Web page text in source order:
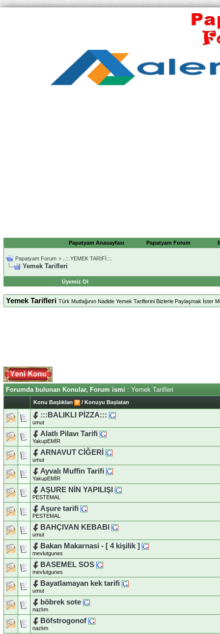
Papatyam Anasayfası Papatyam Forum
Papatyam Forum > ..::.YEMEK TARİFİ.::.
Yemek Tarifleri
Üyemiz Ol
Yemek Tarifleri Türk Mutfağının Nadide Yemek Tariflerini Bizlerle Paylaşmak İster
Forumda bulunan Konular, Forum ismi : Yemek Tarifleri
Konu Başlıkları / Konuyu Başlatan
:::BALIKLI PİZZA:::
umut
Alatlı Pilavı Tarifi
YakupEMİR
ARNAVUT CİĞERİ
umut
Ayvalı Muffin Tarifi
YakupEMİR
AŞURE NİN YAPILIŞI
PESTEMAL
Aşure tarifi
PESTEMAL
BAHÇIVAN KEBABI
umut
Bakan Makarnasi - [ 4 kişilik ]
mevlutgunes
BASEMEL SOS
mevlutgunes
Bayatlamayan kek tarifi
umut
böbrek sote
nazlım
Böfstrogonof
nazlım